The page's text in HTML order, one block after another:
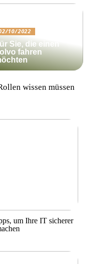
10/2022
Sie, die einen
fahren
wissen müssen
um Ihre IT sicherer